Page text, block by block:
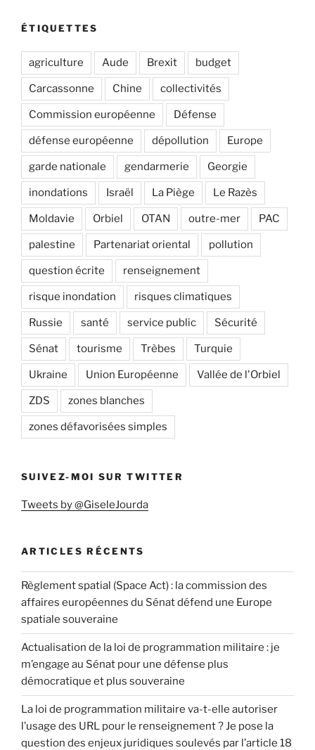
ÉTIQUETTES
agriculture Aude Brexit budget
Carcassonne Chine collectivités
Commission européenne Défense
défense européenne dépollution Europe
garde nationale gendarmerie Georgie
inondations Israël La Piège Le Razès
Moldavie Orbiel OTAN outre-mer PAC
palestine Partenariat oriental pollution
question écrite renseignement
risque inondation risques climatiques
Russie santé service public Sécurité
Sénat tourisme Trèbes Turquie
Ukraine Union Européenne Vallée de l'Orbiel
ZDS zones blanches
zones défavorisées simples
SUIVEZ-MOI SUR TWITTER
Tweets by @GiseleJourda
ARTICLES RÉCENTS
Règlement spatial (Space Act) : la commission des
affaires européennes du Sénat défend une Europe
spatiale souveraine
Actualisation de la loi de programmation militaire : je
m’engage au Sénat pour une défense plus
démocratique et plus souveraine
La loi de programmation militaire va-t-elle autoriser
l’usage des URL pour le renseignement ? Je pose la
question des enjeux juridiques soulevés par l’article 18